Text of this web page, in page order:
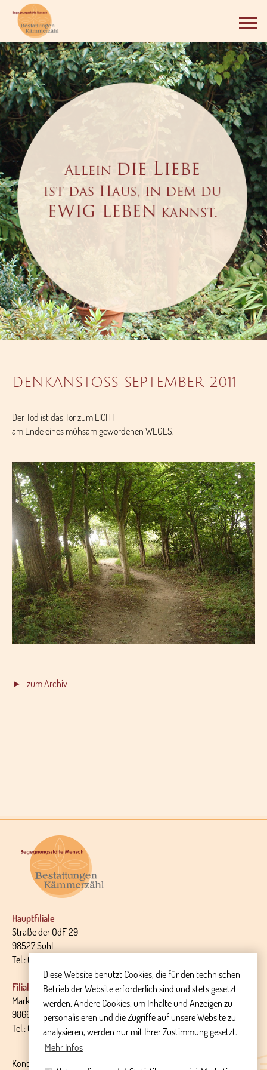
DENKANSTOSS SEPTEMBER 2011
Der Tod ist das Tor zum LICHT
am Ende eines mühsam gewordenen WEGES.
► zum Archiv
Hauptfiliale
Straße der OdF 29
98527 Suhl
Tel.: 03681 - 30 18 32
Filiale Themar
Markt 14
98660 Themar
Tel.: 036873 - 699 889
Kontakt
Diese Website benutzt Cookies, die für den technischen
Betrieb der Website erforderlich sind und stets gesetzt
werden. Andere Cookies, um Inhalte und Anzeigen zu
personalisieren und die Zugriffe auf unsere Website zu
analysieren, werden nur mit Ihrer Zustimmung gesetzt.
Mehr Infos